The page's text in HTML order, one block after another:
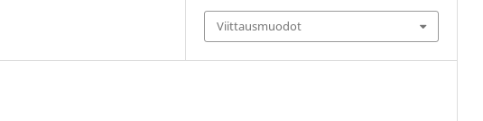
Viittausmuodot